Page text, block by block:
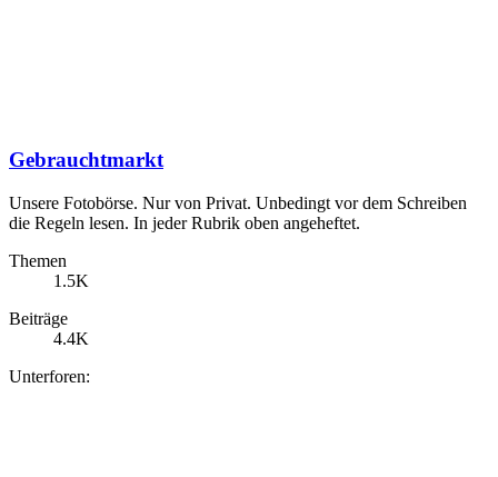
Gebrauchtmarkt
Unsere Fotobörse. Nur von Privat. Unbedingt vor dem Schreiben
die Regeln lesen. In jeder Rubrik oben angeheftet.
Themen
1.5K
Beiträge
4.4K
Unterforen: